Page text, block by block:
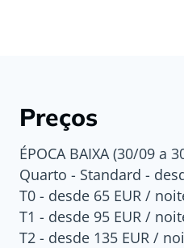
Preços
ÉPOCA BAIXA (30/09 a
Quarto - Standard -
T0 - desde 65 EUR /
T1 - desde 95 EUR /
T2 - desde 135 EUR /